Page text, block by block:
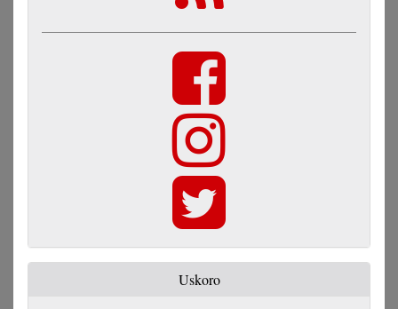
Uskoro